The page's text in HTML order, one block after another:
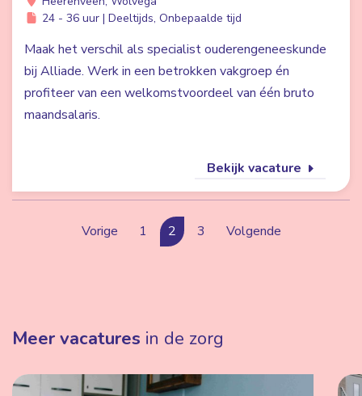
24 - 36 uur | Deeltijds, Onbepaalde tijd
Maak het verschil als specialist ouderengeneeskunde
bij Alliade. Werk in een betrokken vakgroep én
profiteer van een welkomstvoordeel van één bruto
maandsalaris.
Bekijk vacature
Vorige 1 2 3 Volgende
Meer vacatures in de zorg